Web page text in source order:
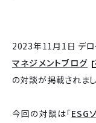
2023年11月1日 デロ
マネジメントブログ
の対談が掲載されまし
今回の対談は「ESG